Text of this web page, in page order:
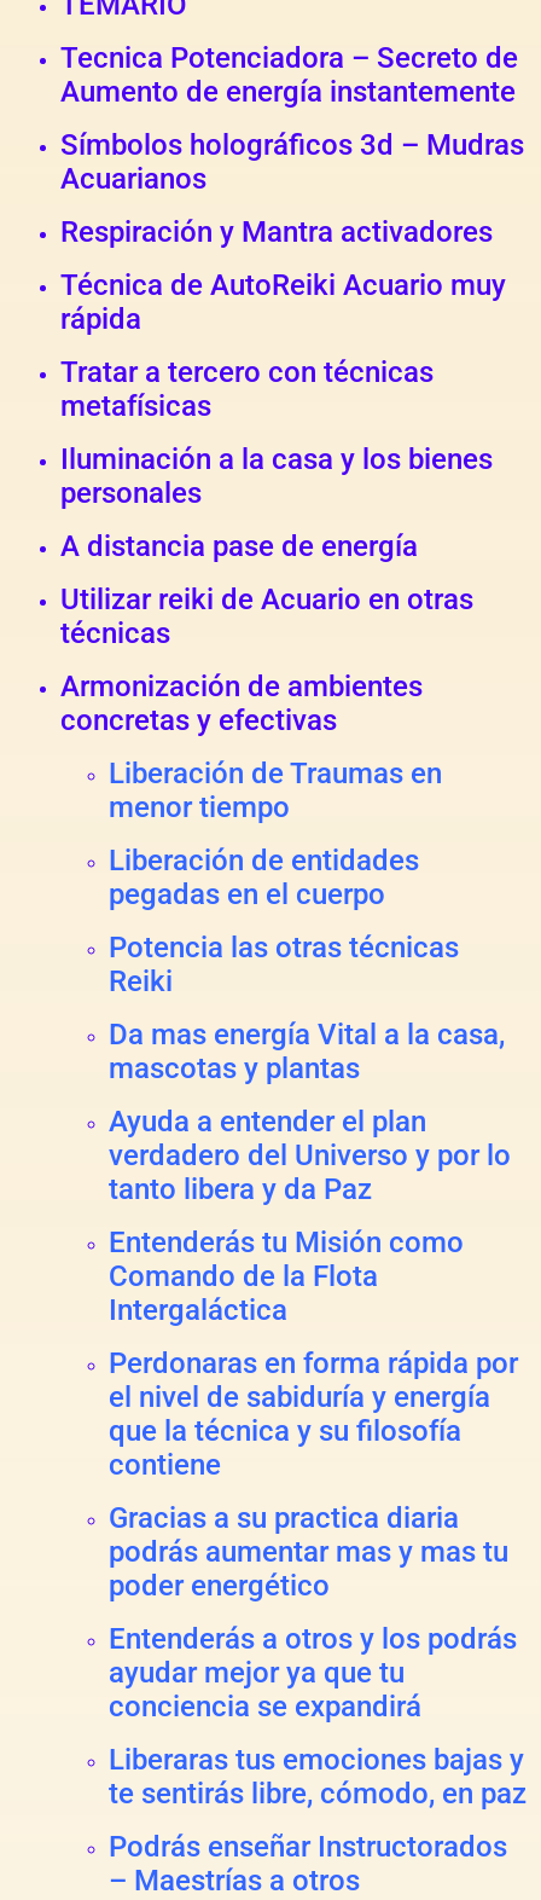
Tecnica Potenciadora – Secreto de
Aumento de energía instantemente
Símbolos holográficos 3d – Mudras
Acuarianos
Respiración y Mantra activadores
Técnica de AutoReiki Acuario muy
rápida
Tratar a tercero con técnicas
metafísicas
Iluminación a la casa y los bienes
personales
A distancia pase de energía
Utilizar reiki de Acuario en otras
técnicas
Armonización de ambientes
concretas y efectivas
Liberación de Traumas en
menor tiempo
Liberación de entidades
pegadas en el cuerpo
Potencia las otras técnicas
Reiki
Da mas energía Vital a la casa,
mascotas y plantas
Ayuda a entender el plan
verdadero del Universo y por lo
tanto libera y da Paz
Entenderás tu Misión como
Comando de la Flota
Intergaláctica
Perdonaras en forma rápida por
el nivel de sabiduría y energía
que la técnica y su filosofía
contiene
Gracias a su practica diaria
podrás aumentar mas y mas tu
poder energético
Entenderás a otros y los podrás
ayudar mejor ya que tu
conciencia se expandirá
Liberaras tus emociones bajas y
te sentirás libre, cómodo, en paz
Podrás enseñar Instructorados
– Maestrías a otros